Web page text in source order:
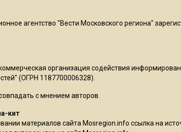
агентство "Вести Московского региона"
организация содействия
(ОГРН 1187700006328).
с мнением авторов.
кит
материалов сайта Mosregion.info ссылка на